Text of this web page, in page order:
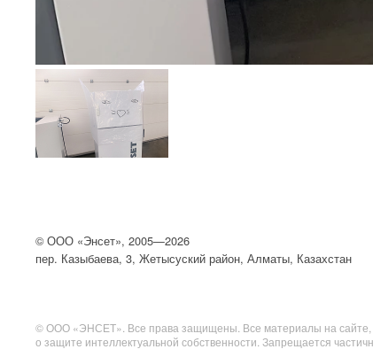
©ООО «Энсет», 2005—2026
пер. Казыбаева, 3, Жетысуский район, Алматы, Казахстан
© ООО «ЭНСЕТ». Все права защищены. Все материалы на сайте,
о защите интеллектуальной собственности. Запрещается